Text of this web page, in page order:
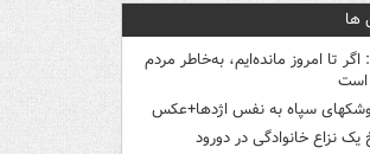
ها
تا امروز مانده‌ایم، به‌خاطر مردم
است
سپاه به نفس اژدها+عکس
یک نزاع خانوادگی در دورود